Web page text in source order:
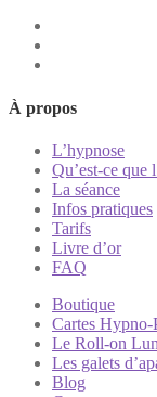
À propos
L’hypnose
Qu’est-ce que
La séance
Infos pratiques
Tarifs
Livre d’or
FAQ
Boutique
Cartes Hypno-
Le Roll-on
Les galets
Blog